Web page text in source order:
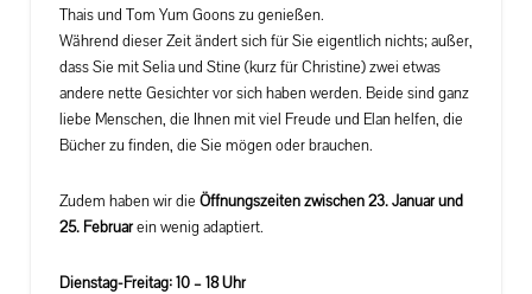
Thais und Tom Yum Goons zu genießen.
Während dieser Zeit ändert sich für Sie eigentlich nichts; außer,
dass Sie mit Selia und Stine (kurz für Christine) zwei etwas
andere nette Gesichter vor sich haben werden. Beide sind ganz
liebe Menschen, die Ihnen mit viel Freude und Elan helfen, die
Bücher zu finden, die Sie mögen oder brauchen.
Zudem haben wir die Öffnungszeiten zwischen 23. Januar und
25. Februarein wenig adaptiert.
Dienstag-Freitag: 10 – 18 Uhr